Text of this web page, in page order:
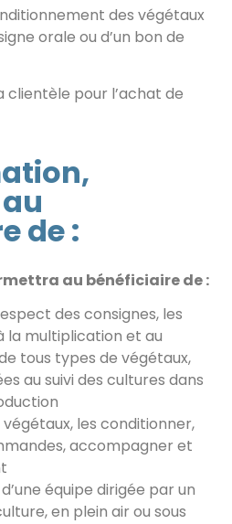
des végétaux
orale ou d’un bon de
clientèle pour l’achat de
de :
au bénéficiaire de :
des consignes, les
la multiplication et au
tous types de végétaux,
au suivi des cultures dans
les conditionner,
accompagner et
équipe dirigée par un
en plein air ou sous